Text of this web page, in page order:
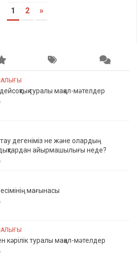
1 2 »
туралы мақал-мәтелдер
дегеніміз не және олардың
айырмашылығы неде?
мағынасы
кәрілік туралы мақал-мәтелдер